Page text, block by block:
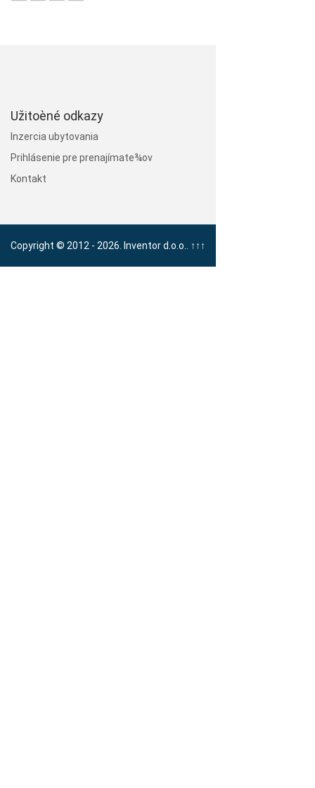
Užitoèné odkazy
Inzercia ubytovania
Prihlásenie pre prenajímate¾ov
Kontakt
Copyright © 2012 - 2026. Inventor d.o.o.. ↑↑↑